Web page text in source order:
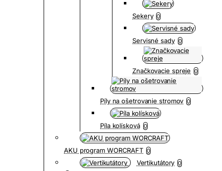
Sekery 0
Servisné sady 0
Značkovacie spreje 0
Píly na ošetrovanie stromov 0
Píla kolísková 0
AKU program WORCRAFT 0
Vertikutátory 0